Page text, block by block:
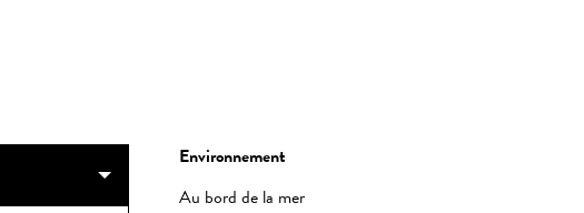
Environnement
Environnement
Au bord de la mer